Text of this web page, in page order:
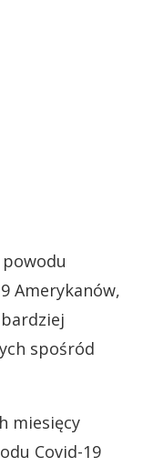
Amerykanów,
spośród
miesięcy
Covid-19